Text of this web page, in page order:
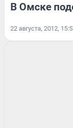
В Омске
22 августа, 2012,